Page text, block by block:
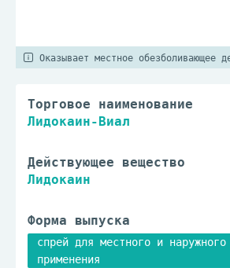
Оказывает местное обезболивающее
Торговое наименование
Лидокаин-Виал
Действующее вещество
Лидокаин
Форма выпуска
спрей для местного и наружного
применения